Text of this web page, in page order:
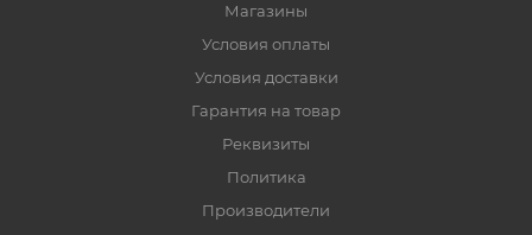
Магазины
Условия оплаты
Условия доставки
Гарантия на товар
Реквизиты
Политика
Производители